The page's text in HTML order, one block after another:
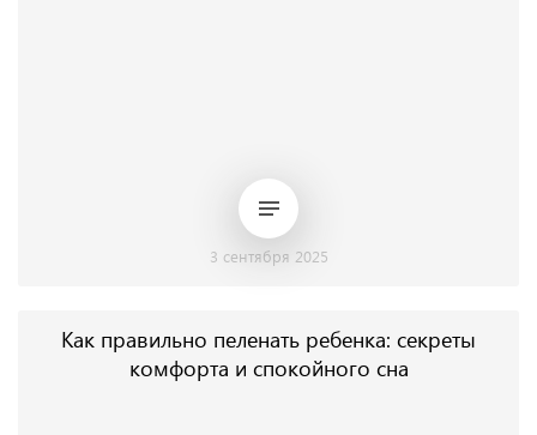
3 сентября 2025
Как правильно пеленать ребенка: секреты
комфорта и спокойного сна